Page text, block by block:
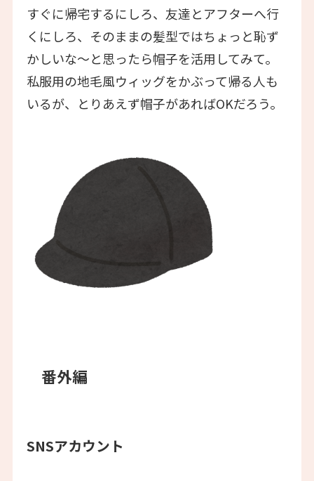
すぐに帰宅するにしろ、友達とアフターへ行
くにしろ、そのままの髪型ではちょっと恥ず
かしいな〜と思ったら帽子を活用してみて。
私服用の地毛風ウィッグをかぶって帰る人も
いるが、とりあえず帽子があればOKだろう。
番外編
SNSアカウント